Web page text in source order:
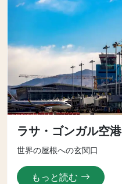
ラサ・ゴンガル空港
世界の屋根への玄関口
もっと読む